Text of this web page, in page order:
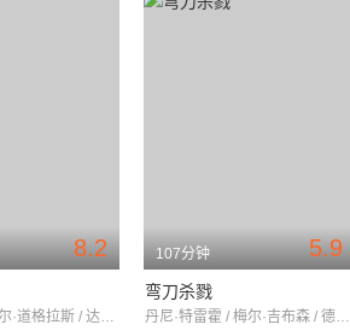
8.2
查理·辛 / 迈克尔·道格拉斯 / 达丽尔·汉纳
5.9
107分钟
弯刀杀戮
丹尼·特雷霍 / 梅尔·吉布森 / 德米安·比齐尔